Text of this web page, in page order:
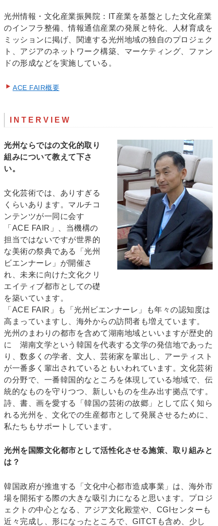
光州情報・文化産業振興院：IT産業を基盤とした文化産業
のインフラ整備、情報通信産業の発展と特化、人材育成を
ミッションに掲げ、関連する光州地域の独自のプロジェク
ト、アジアのネットワーク構築、マーケティング、ファン
ドの形成などを実施している。
ACE FAIR概要
INTERVIEW
光州ならではの文化的取り
組みについて教えて下さ
い。
文化芸術では、ありすぎる
くらいあります。マルチコ
ンテンツが一同に会す
「ACE FAIR」、当機構の
担当ではないですが世界的
な美術の祭典である「光州
ビエンナーレ」が開催さ
れ、未来に向けた文化クリ
エイティブ都市としての礎
を築いています。
「ACE FAIR」も「光州ビエンナーレ」も年々の認知度は
高まっていますし、海外からの訪問者も増えています。
光州のまわりの都市を含めて湖南地域といいますが歴史的
に 湖南文学という韓国を代表する文学の発信地であった
り、数多くの学者、文人、芸術家を輩出し、アーティスト
が一番多く輩出されているともいわれています。文化芸術
の分野で、一番韓国的なところを体現している地域で、伝
統的なものを守りつつ、新しいものを生み出す拠点です。
詩、書、画を愛する「韓国の芸術の故郷」として広く知ら
れる光州を、文化での生産都市として発展させるために、
私たちもサポートしています。
光州を国際文化都市として活性化させる施策、取り組みと
は？
韓国政府が推進する「文化中心都市造成事業」は、海外市
場を開拓する際の大きな吸引力になると思います。プロジ
ェクトの中心となる、アジア文化殿堂や、CGIセンターも
近々完成し、形になったところで、GITCTも含め、少し